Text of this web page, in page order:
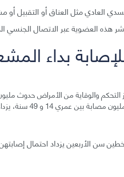
العادي مثل العناق أو التقبيل
هذه العضوية عبر الاتصال الجنسي
بداء
التحكم والوقاية من الأمراض حدوث
يزداد حدوث المرض
سن الأربعين يزداد احتمال